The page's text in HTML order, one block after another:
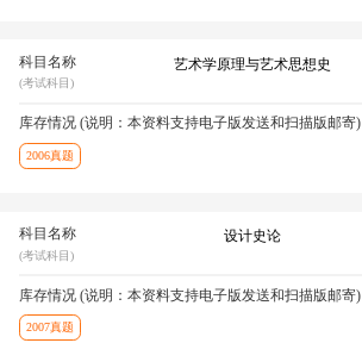
科目名称
(考试科目)
艺术学原理与艺术思想史
库存情况 (说明：本资料支持电子版发送和扫描版邮寄)
2006真题
科目名称
(考试科目)
设计史论
库存情况 (说明：本资料支持电子版发送和扫描版邮寄)
2007真题